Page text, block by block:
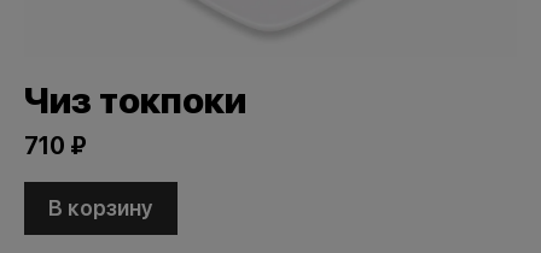
Чиз токпоки
710 ₽
В корзину